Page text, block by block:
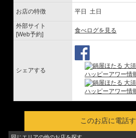
お店の特徴 平日 土日
外部サイト
[Web予約]
食べログを見る
シェアする
このお店に電話